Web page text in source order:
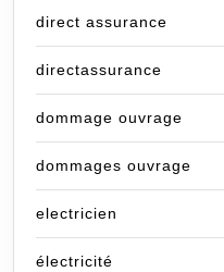
direct assurance
directassurance
dommage ouvrage
dommages ouvrage
electricien
électricité